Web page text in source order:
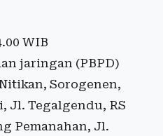
WIB
jaringan (PBPD)
Sorogenen,
Jl. Tegalgendu, RS
Pemanahan, Jl.